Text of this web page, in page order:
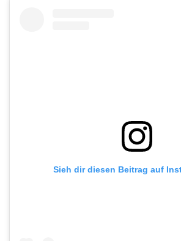
Sieh dir diesen Beitrag auf